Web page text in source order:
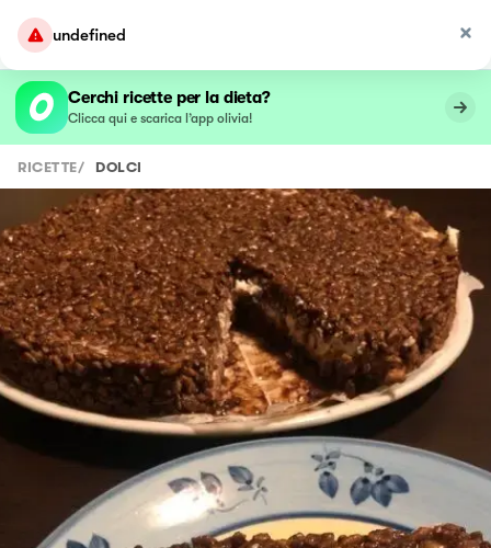
undefined
Cerchi ricette per la dieta?
Clicca qui e scarica l’app olivia!
RICETTE/ DOLCI